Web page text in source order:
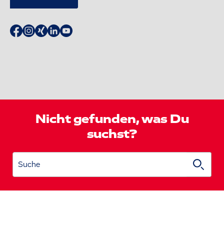
Nicht gefunden, was Du
suchst?
Suche